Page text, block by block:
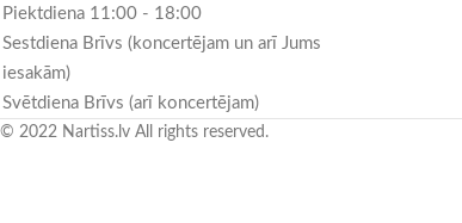
Piektdiena 11:00 - 18:00
Sestdiena Brīvs (koncertējam un arī Jums
iesakām)
Svētdiena Brīvs (arī koncertējam)
© 2022 Nartiss.lv All rights reserved.